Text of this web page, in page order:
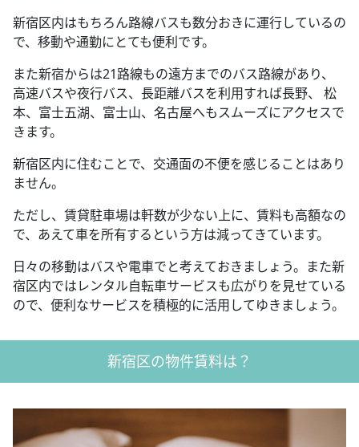
新宿区内はもちろん路線バスも数分おきに運行しているの
で、移動や通勤にとても便利です。
また新宿からは21路線もの遠方までのバス路線があり、
高速バスや夜行バス、長距離バスを利用すれば長野、 松
本、富士五湖、富士山、名古屋へもスムーズにアクセスで
きます。
新宿区内に住むことで、交通面の不便を感じることはあり
ません。
ただし、賃貸駐車場は軒数が少ない上に、賃料も高額なの
で、あえて車を所有するという方は減ってきています。
日々の移動はバスや電車でと考えておきましょう。また新
宿区内ではレンタル自転車サービスも広がりを見せている
ので、便利なサービスを積極的に活用してゆきましょう。
新宿区の物件賃料は？